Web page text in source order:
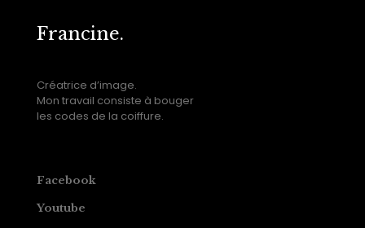
Francine.
Créatrice d’image.
Mon travail consiste à bouger
les codes de la coiffure.
Facebook
Youtube